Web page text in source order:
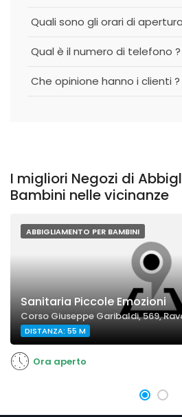
Quali sono gli orari di
Qual è il numero di telefono ?
Che opinione hanno i clienti ?
I migliori Negozi di
Bambini nelle vicinanze
ABBIGLIAMENTO PER BAMBINI
Sanitaria Piccole Emozioni
Corso Giuseppe Garibaldi, 569,
DISTANZA: 55 M
Ora aperto